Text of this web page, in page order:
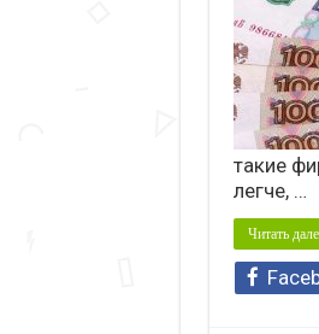
такие
легче, …
Читать